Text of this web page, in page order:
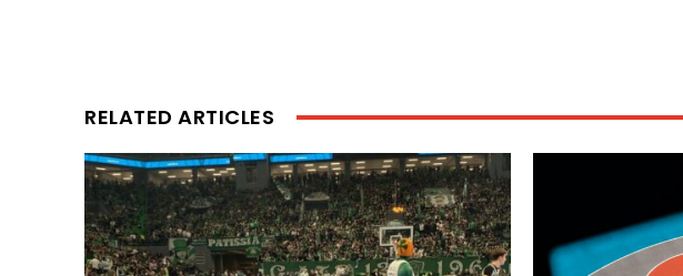
RELATED ARTICLES